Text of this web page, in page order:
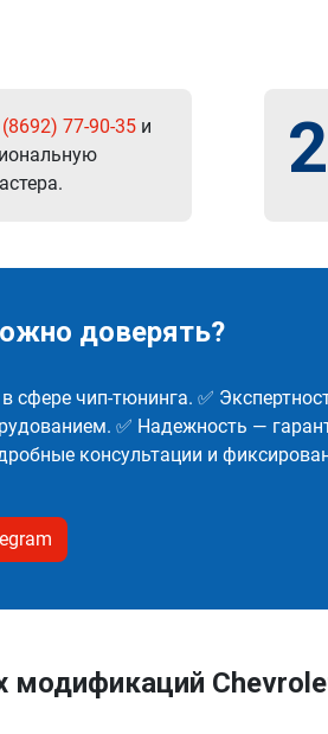
77-90-35 и
2
доверять?
сфере чип-тюнинга. ✅
✅ Надежность —
консультации и
модификаций